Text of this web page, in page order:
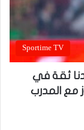
Sportime TV
ثقة في
مع المدرب